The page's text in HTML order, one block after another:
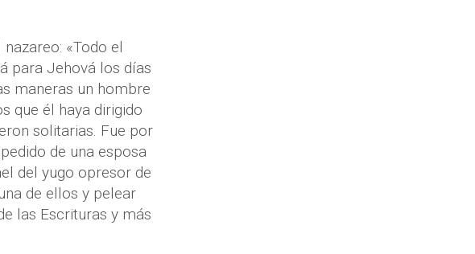
«Todo el
para Jehová los días
maneras un hombre
que él haya dirigido
solitarias. Fue por
de una esposa
del yugo opresor de
de ellos y pelear
las Escrituras y más